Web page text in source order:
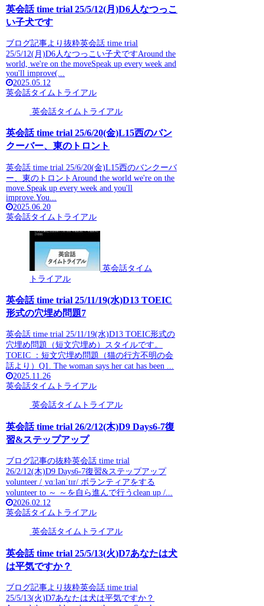
英会話 time trial 25/5/12(月)D6人なつっこ
い子犬です
ブログ記事より抜粋英会話 time trial
25/5/12(月)D6人なつっこい子犬ですAround the
world, we're on the moveSpeak up every week and
you'll improve(...
2025.05.12
英会話タイムトライアル
英会話タイムトライアル
英会話 time trial 25/6/20(金)L15西のバン
クーバー、東のトロント
英会話 time trial 25/6/20(金)L15西のバンクーバ
ー、東のトロントAround the world we're on the
move.Speak up every week and you'll
improve.You...
2025.06.20
英会話タイムトライアル
英会話タイム
トライアル
英会話 time trial 25/11/19(水)D13 TOEIC
形式の穴埋め問題7
英会話 time trial 25/11/19(水)D13 TOEIC形式の
穴埋め問題（短文穴埋め）スタイルです。
TOEIC ：短文穴埋め問題（猫の行方不明の会
話より）Q1. The woman says her cat has been ...
2025.11.26
英会話タイムトライアル
英会話タイムトライアル
英会話 time trial 26/2/12(木)D9 Days6-7復
習&ステップアップ
ブログ記事の抜粋英会話 time trial
26/2/12(木)D9 Days6-7復習&ステップアップ
volunteer /ˌvɑːlənˈtɪr/ ボランティアをする
volunteer to ～ ～を自ら進んで行うclean up /...
2026.02.12
英会話タイムトライアル
英会話タイムトライアル
英会話 time trial 25/5/13(火)D7あなたは犬
は平気ですか？
ブログ記事より抜粋英会話 time trial
25/5/13(火)D7あなたは犬は平気ですか？